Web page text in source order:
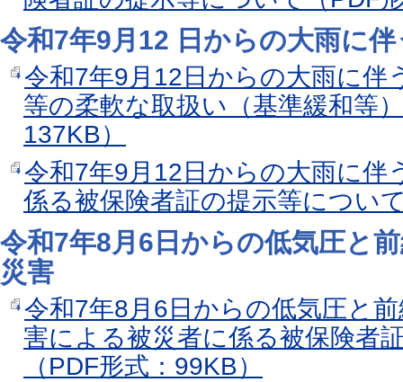
令和7年9月12 日からの大雨に伴
令和7年9月12日からの大雨に伴
等の柔軟な取扱い（基準緩和等
137KB）
令和7年9月12日からの大雨に伴
係る被保険者証の提示等につい
令和7年8月6日からの低気圧と
災害
令和7年8月6日からの低気圧と
害による被災者に係る被保険者
（PDF形式：99KB）